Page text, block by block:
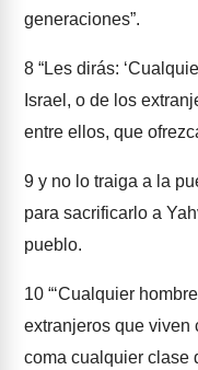
generaciones”.
8 “Les dirás:
Israel, o de los
entre ellos, que
9 y no lo traiga a la
para sacrificarlo a
pueblo.
10 “‘Cualquier
extranjeros que viven
coma cualquier clase